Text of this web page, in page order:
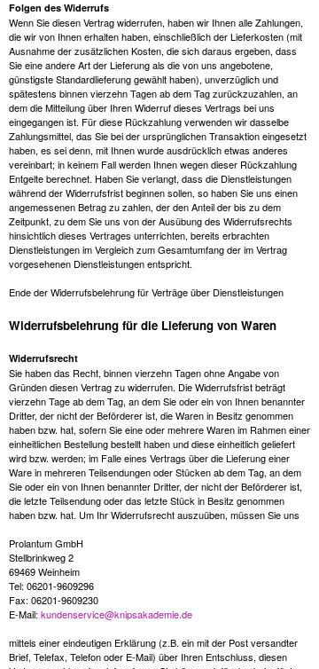
Folgen des Widerrufs
Wenn Sie diesen Vertrag widerrufen, haben wir Ihnen alle Zahlungen,
die wir von Ihnen erhalten haben, einschließlich der Lieferkosten (mit
Ausnahme der zusätzlichen Kosten, die sich daraus ergeben, dass
Sie eine andere Art der Lieferung als die von uns angebotene,
günstigste Standardlieferung gewählt haben), unverzüglich und
spätestens binnen vierzehn Tagen ab dem Tag zurückzuzahlen, an
dem die Mitteilung über Ihren Widerruf dieses Vertrags bei uns
eingegangen ist. Für diese Rückzahlung verwenden wir dasselbe
Zahlungsmittel, das Sie bei der ursprünglichen Transaktion eingesetzt
haben, es sei denn, mit Ihnen wurde ausdrücklich etwas anderes
vereinbart; in keinem Fall werden Ihnen wegen dieser Rückzahlung
Entgelte berechnet. Haben Sie verlangt, dass die Dienstleistungen
während der Widerrufsfrist beginnen sollen, so haben Sie uns einen
angemessenen Betrag zu zahlen, der den Anteil der bis zu dem
Zeitpunkt, zu dem Sie uns von der Ausübung des Widerrufsrechts
hinsichtlich dieses Vertrages unterrichten, bereits erbrachten
Dienstleistungen im Vergleich zum Gesamtumfang der im Vertrag
vorgesehenen Dienstleistungen entspricht.
Ende der Widerrufsbelehrung für Verträge über Dienstleistungen
Widerrufsbelehrung für die Lieferung von Waren
Widerrufsrecht
Sie haben das Recht, binnen vierzehn Tagen ohne Angabe von
Gründen diesen Vertrag zu widerrufen. Die Widerrufsfrist beträgt
vierzehn Tage ab dem Tag, an dem Sie oder ein von Ihnen benannter
Dritter, der nicht der Beförderer ist, die Waren in Besitz genommen
haben bzw. hat, sofern Sie eine oder mehrere Waren im Rahmen einer
einheitlichen Bestellung bestellt haben und diese einheitlich geliefert
wird bzw. werden; im Falle eines Vertrags über die Lieferung einer
Ware in mehreren Teilsendungen oder Stücken ab dem Tag, an dem
Sie oder ein von Ihnen benannter Dritter, der nicht der Beförderer ist,
die letzte Teilsendung oder das letzte Stück in Besitz genommen
haben bzw. hat. Um Ihr Widerrufsrecht auszuüben, müssen Sie uns
Prolantum GmbH
Stellbrinkweg 2
69469 Weinheim
Tel: 06201-9609296
Fax: 06201-9609230
E-Mail:kundenservice@knipsakademie.de
mittels einer eindeutigen Erklärung (z.B. ein mit der Post versandter
Brief, Telefax, Telefon oder E-Mail) über Ihren Entschluss, diesen